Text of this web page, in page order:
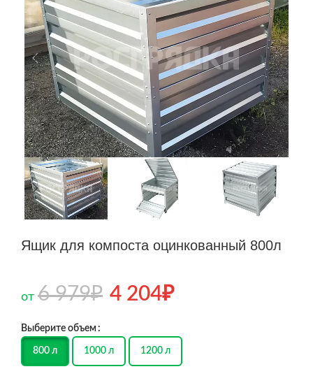
Ящик для компоста оцинкованный 800л
от 6 979₽ 4 204₽
Выберите объем
800 л 1000 л 1200 л